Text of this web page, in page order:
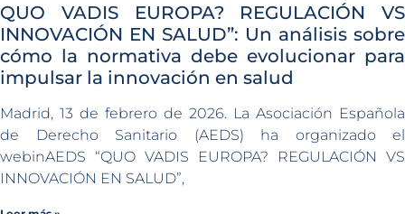
QUO VADIS EUROPA? REGULACIÓN VS
INNOVACIÓN EN SALUD”: Un análisis sobre
cómo la normativa debe evolucionar para
impulsar la innovación en salud
Madrid, 13 de febrero de 2026. La Asociación Española
de Derecho Sanitario (AEDS) ha organizado el
webinAEDS “QUO VADIS EUROPA? REGULACIÓN VS
INNOVACIÓN EN SALUD”,